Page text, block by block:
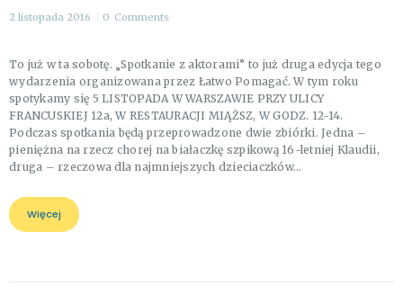
2 listopada 2016 0 Comments
To już w ta sobotę. „Spotkanie z aktorami” to już druga edycja tego
wydarzenia organizowana przez Łatwo Pomagać. W tym roku
spotykamy się 5 LISTOPADA W WARSZAWIE PRZY ULICY
FRANCUSKIEJ 12a, W RESTAURACJI MIĄŻSZ, W GODZ. 12-14.
Podczas spotkania będą przeprowadzone dwie zbiórki. Jedna –
pieniężna na rzecz chorej na białaczkę szpikową 16-letniej Klaudii,
druga – rzeczowa dla najmniejszych dzieciaczków…
Więcej